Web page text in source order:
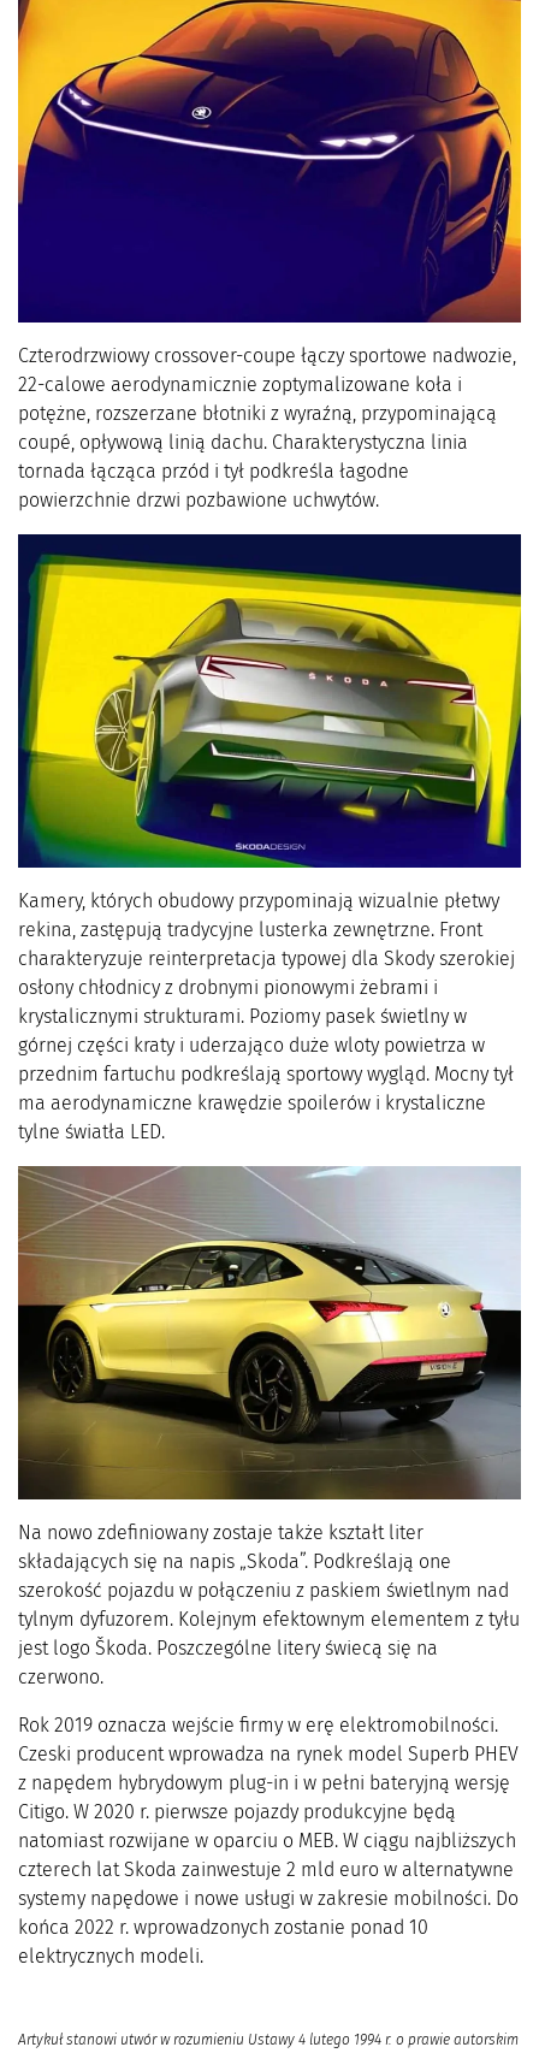
Czterodrzwiowy crossover-coupe łączy sportowe nadwozie,
22-calowe aerodynamicznie zoptymalizowane koła i
potężne, rozszerzane błotniki z wyraźną, przypominającą
coupé, opływową linią dachu. Charakterystyczna linia
tornada łącząca przód i tył podkreśla łagodne
powierzchnie drzwi pozbawione uchwytów.
Kamery, których obudowy przypominają wizualnie płetwy
rekina, zastępują tradycyjne lusterka zewnętrzne. Front
charakteryzuje reinterpretacja typowej dla Skody szerokiej
osłony chłodnicy z drobnymi pionowymi żebrami i
krystalicznymi strukturami. Poziomy pasek świetlny w
górnej części kraty i uderzająco duże wloty powietrza w
przednim fartuchu podkreślają sportowy wygląd. Mocny tył
ma aerodynamiczne krawędzie spoilerów i krystaliczne
tylne światła LED.
Na nowo zdefiniowany zostaje także kształt liter
składających się na napis „Skoda”. Podkreślają one
szerokość pojazdu w połączeniu z paskiem świetlnym nad
tylnym dyfuzorem. Kolejnym efektownym elementem z tyłu
jest logo Škoda. Poszczególne litery świecą się na
czerwono.
Rok 2019 oznacza wejście firmy w erę elektromobilności.
Czeski producent wprowadza na rynek model Superb PHEV
z napędem hybrydowym plug-in i w pełni bateryjną wersję
Citigo. W 2020 r. pierwsze pojazdy produkcyjne będą
natomiast rozwijane w oparciu o MEB. W ciągu najbliższych
czterech lat Skoda zainwestuje 2 mld euro w alternatywne
systemy napędowe i nowe usługi w zakresie mobilności. Do
końca 2022 r. wprowadzonych zostanie ponad 10
elektrycznych modeli.
Artykuł stanowi utwór w rozumieniu Ustawy 4 lutego 1994 r. o prawie autorskim